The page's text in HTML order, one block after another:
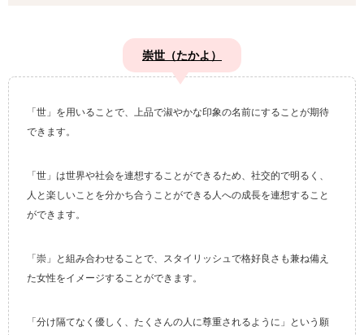
崇世（たかよ）
「世」を用いることで、上品で淑やかな印象の名前にすることが期待
できます。
「世」は世界や社会を連想することができるため、社交的で明るく、
人と楽しいことを分かち合うことができる人への成長を連想すること
ができます。
「崇」と組み合わせることで、スタイリッシュで格好良さも兼ね備え
た女性をイメージすることができます。
「分け隔てなく優しく、たくさんの人に尊重されるように」という願